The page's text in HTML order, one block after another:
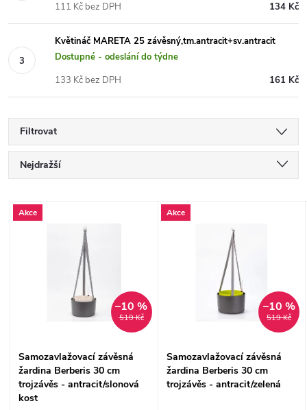
134 Kč
111 Kč bez DPH
Květináč MARETA 25 závěsný,tm.antracit+sv.antracit
Dostupné - odeslání do týdne
161 Kč
133 Kč bez DPH
Filtrovat
Ř
a
p
Nejdražší
Nejlevnější
V
s
p
Akce
519 Kč
–10 %
Samozavlažovací závěsná
žardina Berberis 30 cm
trojzávěs - antracit/slonová
kost
Akce
519 Kč
–10 %
Samozavlažovací závěsná
žardina Berberis 30 cm
trojzávěs - antracit/zelená